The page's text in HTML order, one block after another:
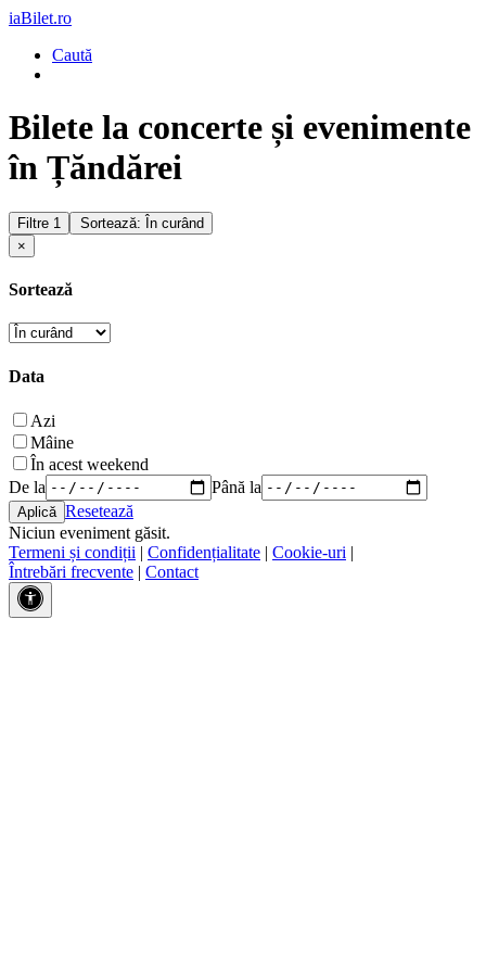
iaBilet.ro
Caută
Bilete la concerte și evenimente
în Țăndărei
Filtre 1
Sortează: În curând
×
Sortează
Data
Azi
Mâine
În acest weekend
De la
Până la
Resetează
Niciun eveniment găsit.
Termeni și condiții | Confidențialitate | Cookie-uri |
Întrebări frecvente | Contact